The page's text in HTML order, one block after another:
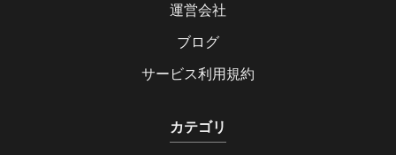
運営会社
ブログ
サービス利用規約
カテゴリ